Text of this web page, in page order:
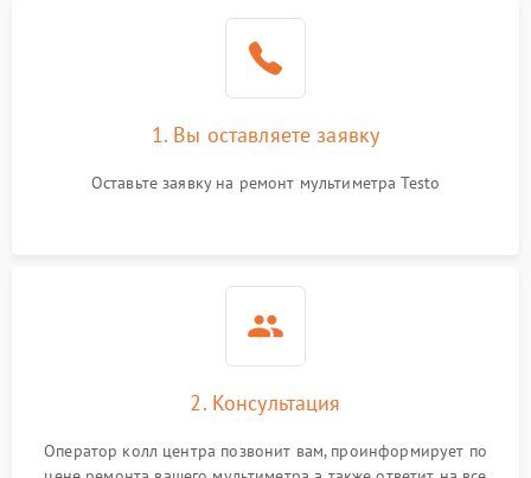
1. Вы оставляете заявку
Оставьте заявку на ремонт мультиметра Testo
2. Консультация
Оператор колл центра позвонит вам, проинформирует по